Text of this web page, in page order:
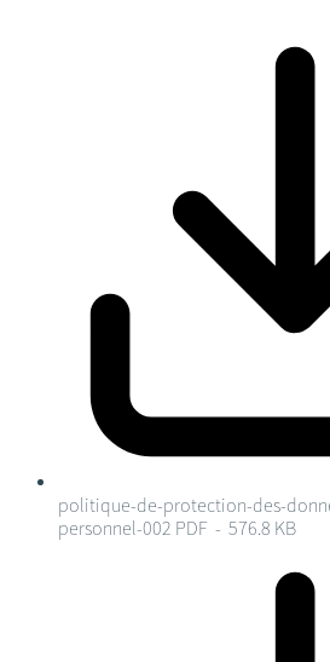
politique-de-protection-des-
personnel-002 PDF - 576.8 KB